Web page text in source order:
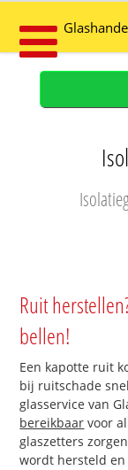
Ruit
bellen!
Een kapotte ruit
bij ruitschade
glasservice van
bereikbaar voor
glaszetters
wordt hersteld